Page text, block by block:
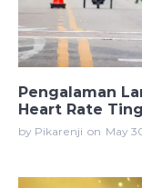
Pengalaman
Heart Rate
by Pikarenji on May